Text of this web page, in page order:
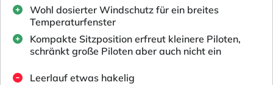
Wohl dosierter Windschutz für ein breites
Temperaturfenster
Kompakte Sitzposition erfreut kleinere Piloten,
schränkt große Piloten aber auch nicht ein
Leerlauf etwas hakelig